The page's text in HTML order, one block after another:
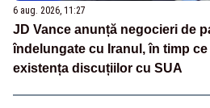
6 aug. 2026, 11:27
JD Vance anunță negocieri de
îndelungate cu Iranul, în timp
existența discuțiilor cu SUA